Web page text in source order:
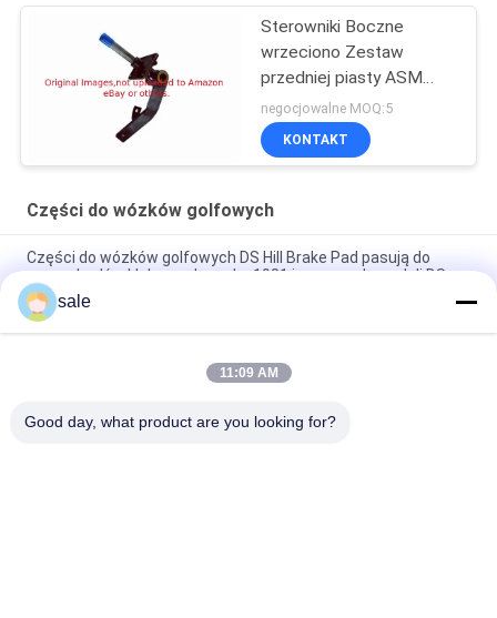
Sterowniki Boczne
wrzeciono Zestaw
przedniej piasty ASM
Części do wózka
golfowego G103717302
negocjowalne MOQ:5
KONTAKT
Części do wózków golfowych
Części do wózków golfowych DS Hill Brake Pad pasują do
samochodów klubowych z roku 1981 i nowszych modeli DS
gazowych i elektrycznych
Części do wózków golfowych G1011415 Fits Club Car G E DS
sale
11:09 AM
Good day, what product are you looking for?